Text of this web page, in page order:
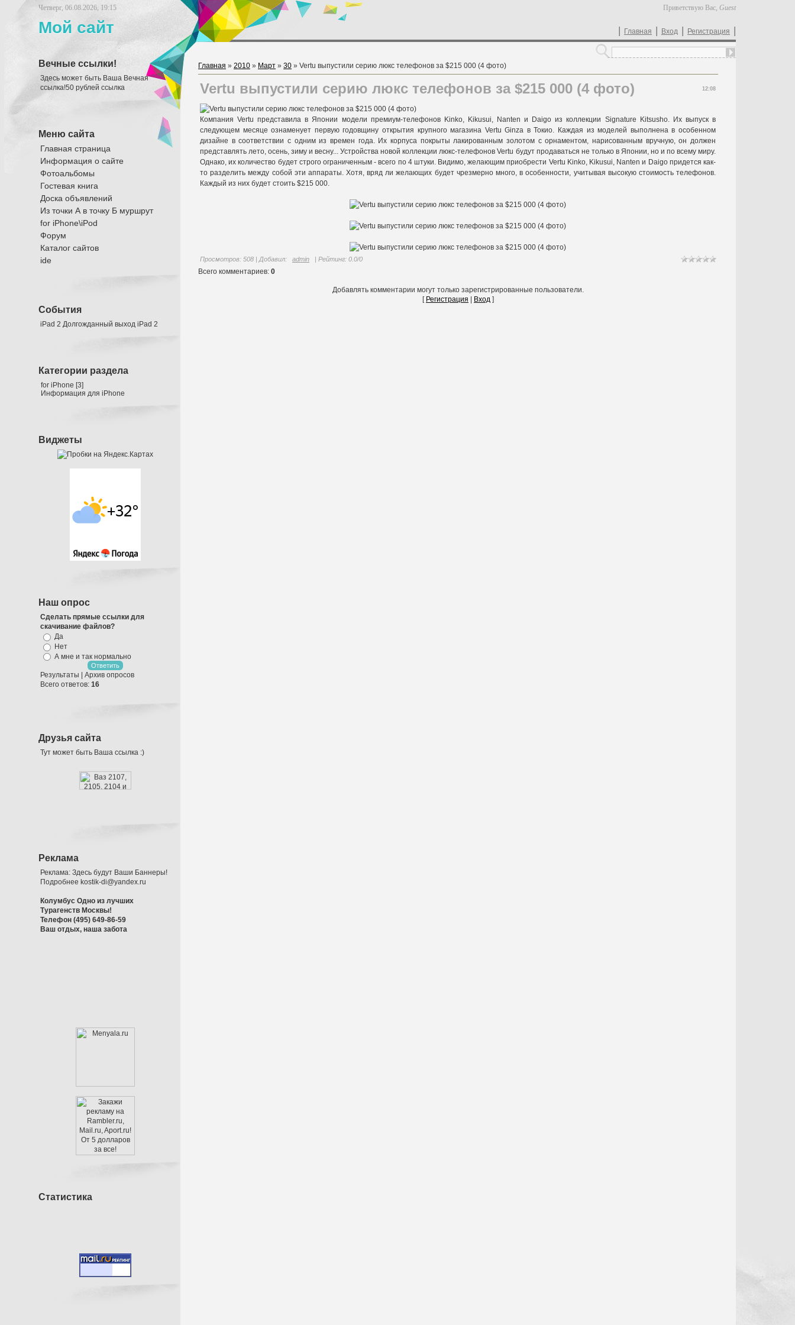
Четверг, 06.08.2026, 19:15 Приветствую Вас, Guest
Мой сайт | Главная | Вход | Регистрация |
Вечные ссылки!
Здесь может быть Ваша Вечная
ссылка!50 рублей ссылка
Меню сайта
Главная страница
Информация о сайте
Фотоальбомы
Гостевая книга
Доска объявлений
Из точки А в точку Б муршрут
for iPhone\iPod
Форум
Каталог сайтов
ide
События
iPad 2 Долгожданный выход iPad 2
Категории раздела
for iPhone [3]
Информация для iPhone
Виджеты
Наш опрос
Сделать прямые ссылки для
скачивание файлов?
Да
Нет
А мне и так нормально
Результаты
Архив опросов
Всего ответов: 16
Друзья сайта
Тут может быть Ваша ссылка :)
Реклама
Реклама: Здесь будут Ваши Баннеры!
Подробнее kostik-di@yandex.ru
Колумбус Одно из лучших
Турагенств Москвы!
Телефон (495) 649-86-59
Ваш отдых, наша забота
Статистика
Главная » 2010 » Март » 30 » Vertu выпустили серию люкс телефонов за $215 000 (4 фото)
12:08
Vertu выпустили серию люкс телефонов за $215 000 (4 фото)
Компания Vertu представила в Японии модели премиум-телефонов Kinko, Kikusui, Nanten и Daigo из коллекции Signature Kitsusho. Их выпуск в
следующем месяце ознаменует первую годовщину открытия крупного магазина Vertu Ginza в Токио. Каждая из моделей выполнена в особенном
дизайне в соответствии с одним из времен года. Их корпуса покрыты лакированным золотом с орнаментом, нарисованным вручную, он должен
представлять лето, осень, зиму и весну... Устройства новой коллекции люкс-телефонов Vertu будут продаваться не только в Японии, но и по всему миру.
Однако, их количество будет строго ограниченным - всего по 4 штуки. Видимо, желающим приобрести Vertu Kinko, Kikusui, Nanten и Daigo придется как-
то разделить между собой эти аппараты. Хотя, вряд ли желающих будет чрезмерно много, в особенности, учитывая высокую стоимость телефонов.
Каждый из них будет стоить $215 000.
Просмотров: 508 | Добавил: admin | Рейтинг: 0.0/0
Всего комментариев: 0
Добавлять комментарии могут только зарегистрированные пользователи.
[ Регистрация Вход ]